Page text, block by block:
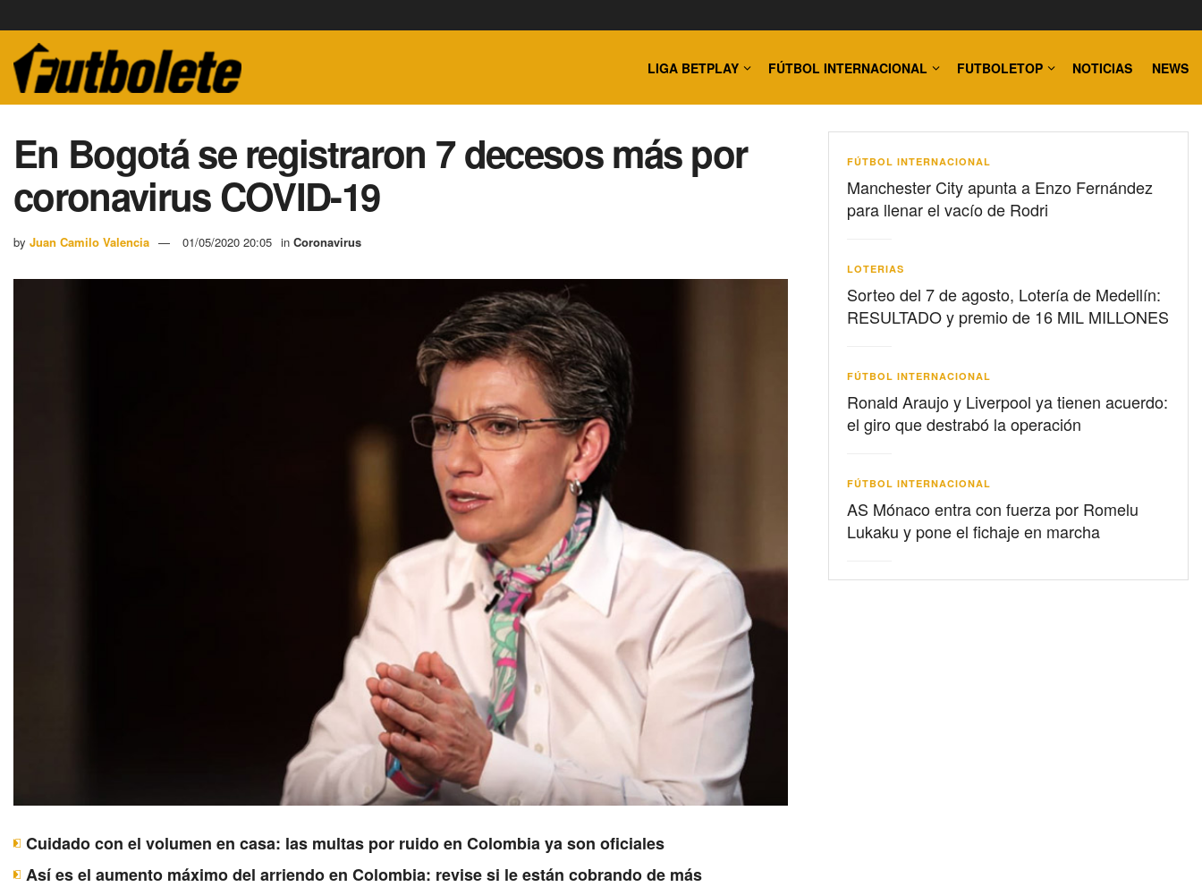
LIGA BETPLAY FÚTBOL INTERNACIONAL FUTBOLETOP NOTICIAS NEWS
En Bogotá se registraron 7 decesos más por
coronavirus COVID-19
by Juan Camilo Valencia 01/05/2020 20:05 in Coronavirus
Cuidado con el volumen en casa: las multas por ruido en Colombia ya son oficiales
Así es el aumento máximo del arriendo en Colombia: revise si le están cobrando de más
FÚTBOL INTERNACIONAL
Manchester City apunta a Enzo Fernández
para llenar el vacío de Rodri
LOTERIAS
Sorteo del 7 de agosto, Lotería de Medellín:
RESULTADO y premio de 16 MIL MILLONES
FÚTBOL INTERNACIONAL
Ronald Araujo y Liverpool ya tienen acuerdo:
el giro que destrabó la operación
FÚTBOL INTERNACIONAL
AS Mónaco entra con fuerza por Romelu
Lukaku y pone el fichaje en marcha